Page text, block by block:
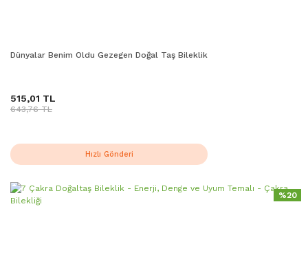
Dünyalar Benim Oldu Gezegen Doğal Taş Bileklik
515,01 TL
643,76 TL
Hızlı Gönderi
%20